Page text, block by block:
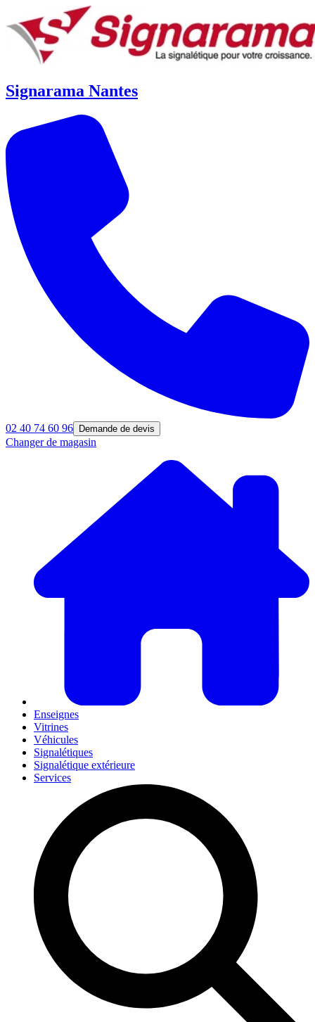
Signarama Nantes
02 40 74 60 96 Demande de devis
Changer de magasin
Enseignes
Vitrines
Véhicules
Signalétiques
Signalétique extérieure
Services